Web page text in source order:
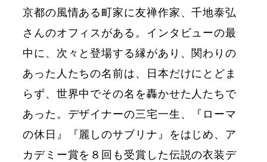
京都の風情ある町家に友禅作家、千地泰弘
さんのオフィスがある。インタビューの最
中に、次々と登場する縁があり、関わりの
あった人たちの名前は、日本だけにとどま
らず、世界中でその名を轟かせた人たちで
あった。デザイナーの三宅一生、『ローマ
の休日』『麗しのサブリナ』をはじめ、ア
カデミー賞を８回も受賞した伝説の衣装デ